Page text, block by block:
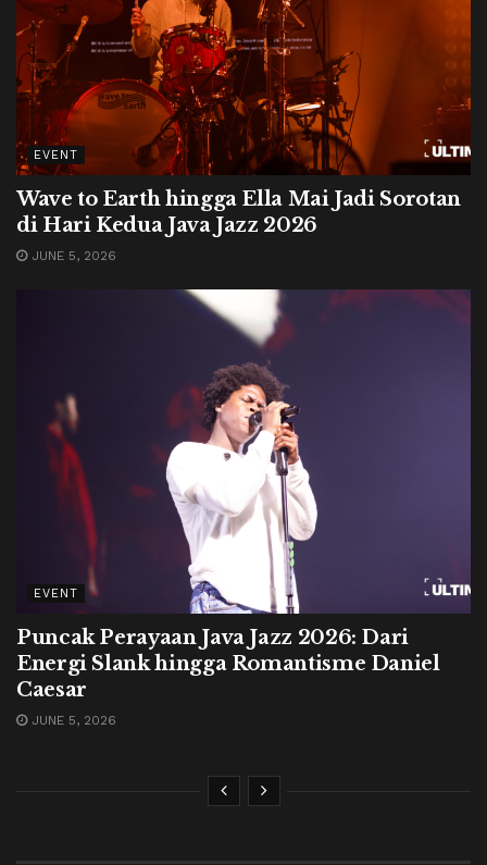
EVENT
Wave to Earth hingga Ella Mai Jadi Sorotan
di Hari Kedua Java Jazz 2026
JUNE 5, 2026
EVENT
Puncak Perayaan Java Jazz 2026: Dari
Energi Slank hingga Romantisme Daniel
Caesar
JUNE 5, 2026